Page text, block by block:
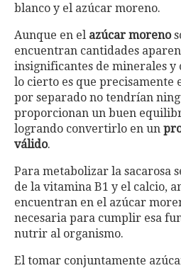
blanco y el azúcar moreno.
Aunque en el azúcar moreno
encuentran cantidades
insignificantes de minerales y
lo cierto es que precisamente
por separado no tendrían
proporcionan un buen
logrando convertirlo en un
válido.
Para metabolizar la sacarosa
de la vitamina B1 y el calcio,
encuentran en el azúcar
necesaria para cumplir esa
nutrir al organismo.
El tomar conjuntamente